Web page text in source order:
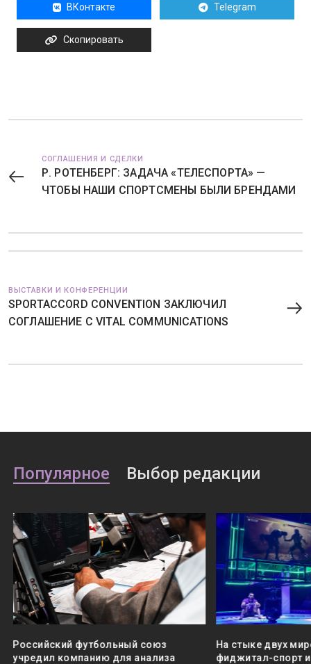
ВКонтакте Telegram
Скопировать
СОГЛАШЕНИЯ И СДЕЛКИ
Р. РОТЕНБЕРГ: ЗАДАЧА «ТЕЛЕСПОРТА» —
ЧТОБЫ НАШИ СПОРТСМЕНЫ БЫЛИ БРЕНДАМИ
ВЫСТАВКИ И КОНФЕРЕНЦИИ
SPORTACCORD CONVENTION ЗАКЛЮЧИЛ
СОГЛАШЕНИЕ С VITAL COMMUNICATIONS
Популярное Выбор редакции
Российский футбольный союз
учредил компанию для анализа
На стыке двух
фиджитал-спорт